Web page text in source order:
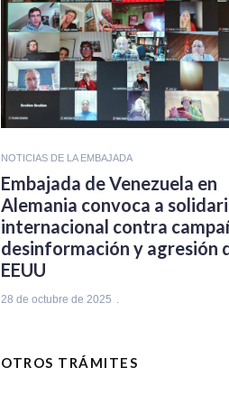
NOTICIAS DE LA EMBAJADA
Embajada de Venezuela en
Alemania convoca a
internacional contra
desinformación y agresión
EEUU
28 de octubre de 2025
OTROS TRÁMITES